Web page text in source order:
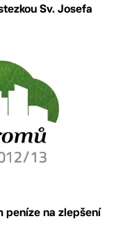
Sv. Josefa
peníze na zlepšení